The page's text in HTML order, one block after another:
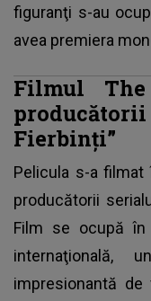
figuranţi s-au
avea premiera
Filmul
Fierbinţi”
Pelicula s-a filmat
producătorii
Film se ocupă
internaţională,
impresionantă de